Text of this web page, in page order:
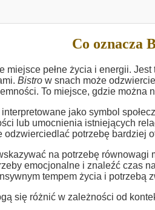
Co oznacza
miejsce pełne życia i energii.
Bistro w snach może
To miejsce, gdzie
jako symbol
lub umocnienia istniejących
odzwierciedlać potrzebę bardziej
na potrzebę równowagi
emocjonalne i znaleźć czas
tempem życia i potrzebą
się różnić w zależności od